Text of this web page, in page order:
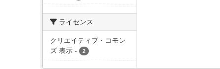
ライセンス
クリエイティブ・コモン
ズ 表示 - 2